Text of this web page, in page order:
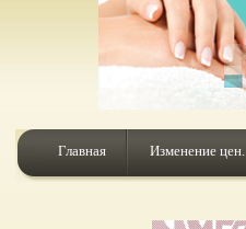
Главная Изменение цен.